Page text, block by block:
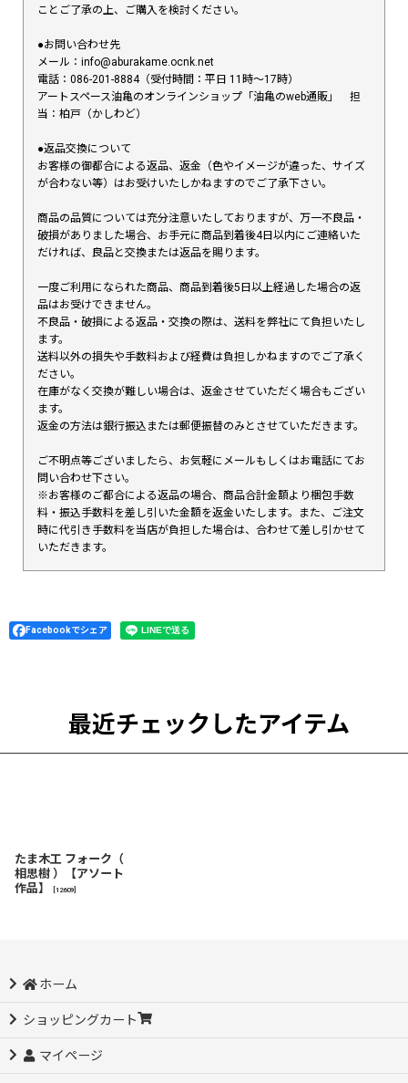
ことご了承の上、ご購入を検討ください。
●お問い合わせ先
メール：info@aburakame.ocnk.net
電話：086-201-8884（受付時間：平日 11時〜17時）
アートスペース油亀のオンラインショップ「油亀のweb通販」 担
当：柏戸（かしわど）
●返品交換について
お客様の御都合による返品、返金（色やイメージが違った、サイズ
が合わない等）はお受けいたしかねますのでご了承下さい。
商品の品質については充分注意いたしておりますが、万一不良品・
破損がありました場合、お手元に商品到着後4日以内にご連絡いた
だければ、良品と交換または返品を賜ります。
一度ご利用になられた商品、商品到着後5日以上経過した場合の返
品はお受けできません。
不良品・破損による返品・交換の際は、送料を弊社にて負担いたし
ます。
送料以外の損失や手数料および経費は負担しかねますのでご了承く
ださい。
在庫がなく交換が難しい場合は、返金させていただく場合もござい
ます。
返金の方法は銀行振込または郵便振替のみとさせていただきます。
ご不明点等ございましたら、お気軽にメールもしくはお電話にてお
問い合わせ下さい。
※お客様のご都合による返品の場合、商品合計金額より梱包手数
料・振込手数料を差し引いた金額を返金いたします。また、ご注文
時に代引き手数料を当店が負担した場合は、合わせて差し引かせて
いただきます。
Facebookでシェア
最近チェックしたアイテム
たま木工 フォーク（
相思樹 ）【アソート
作品】
12609
ホーム
ショッピングカート
マイページ